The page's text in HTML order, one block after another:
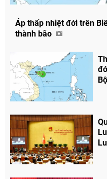
Áp thấp nhiệt đới trên
thành bão